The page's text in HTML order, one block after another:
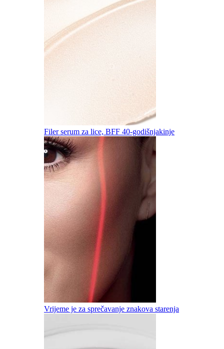
Filer serum za lice, BFF 40-godišnjakinje
Vrijeme je za sprečavanje znakova starenja